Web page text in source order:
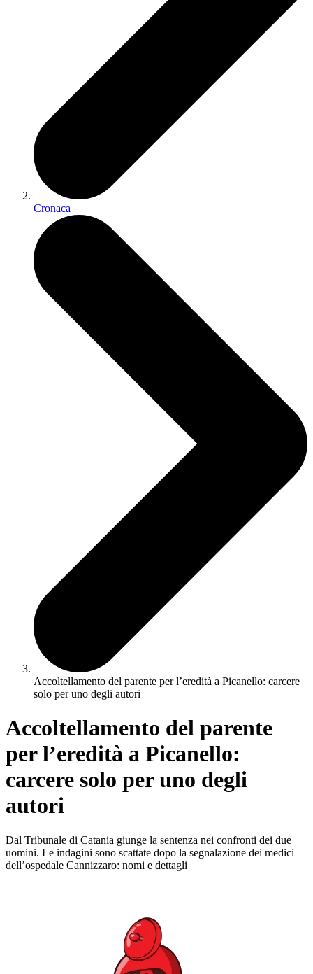
Cronaca
Accoltellamento del parente per l’eredità a Picanello: carcere
solo per uno degli autori
Accoltellamento del parente
per l’eredità a Picanello:
carcere solo per uno degli
autori
Dal Tribunale di Catania giunge la sentenza nei confronti dei due
uomini. Le indagini sono scattate dopo la segnalazione dei medici
dell’ospedale Cannizzaro: nomi e dettagli